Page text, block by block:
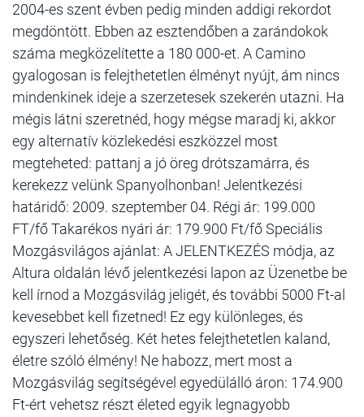
2004-es szent évben pedig minden addigi rekordot
megdöntött. Ebben az esztendőben a zarándokok
száma megközelítette a 180 000-et. A Camino
gyalogosan is felejthetetlen élményt nyújt, ám nincs
mindenkinek ideje a szerzetesek szekerén utazni. Ha
mégis látni szeretnéd, hogy mégse maradj ki, akkor
egy alternatív közlekedési eszközzel most
megteheted: pattanj a jó öreg drótszamárra, és
kerekezz velünk Spanyolhonban! Jelentkezési
határidő: 2009. szeptember 04. Régi ár: 199.000
FT/fő Takarékos nyári ár: 179.900 Ft/fő Speciális
Mozgásvilágos ajánlat: A JELENTKEZÉS módja, az
Altura oldalán lévő jelentkezési lapon az Üzenetbe be
kell írnod a Mozgásvilág jeligét, és további 5000 Ft-al
kevesebbet kell fizetned! Ez egy különleges, és
egyszeri lehetőség. Két hetes felejthetetlen kaland,
életre szóló élmény! Ne habozz, mert most a
Mozgásvilág segítségével egyedülálló áron: 174.900
Ft-ért vehetsz részt életed egyik legnagyobb